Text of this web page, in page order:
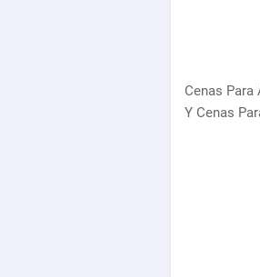
Cenas Para
Y Cenas